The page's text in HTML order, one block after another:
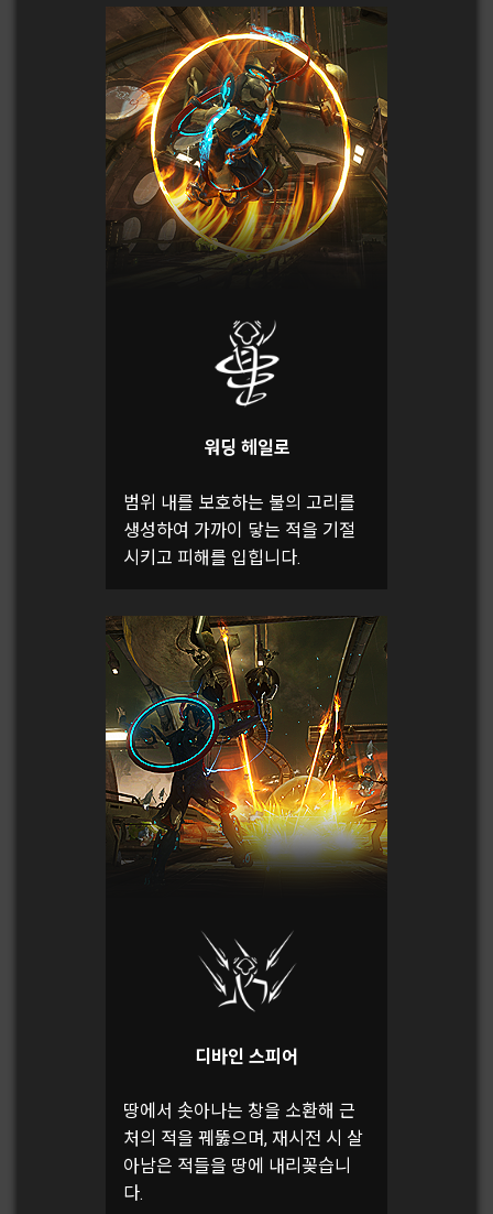
워딩 헤일로
범위 내를 보호하는 불의 고리를
생성하여 가까이 닿는 적을 기절
시키고 피해를 입힙니다.
디바인 스피어
땅에서 솟아나는 창을 소환해 근
처의 적을 꿰뚫으며, 재시전 시 살
아남은 적들을 땅에 내리꽂습니
다.